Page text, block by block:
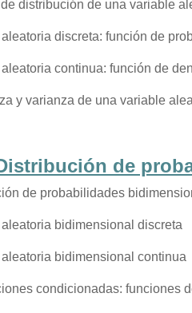
distribución de una variable
discreta: función de
continua: función de
y varianza de una variable
de
de probabilidades
bidimensional discreta
bidimensional continua
condicionadas: funciones